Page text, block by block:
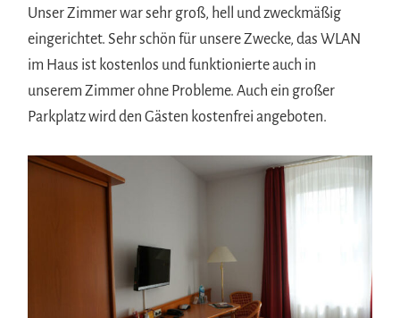
Unser Zimmer war sehr groß, hell und zweckmäßig
eingerichtet. Sehr schön für unsere Zwecke, das WLAN
im Haus ist kostenlos und funktionierte auch in
unserem Zimmer ohne Probleme. Auch ein großer
Parkplatz wird den Gästen kostenfrei angeboten.